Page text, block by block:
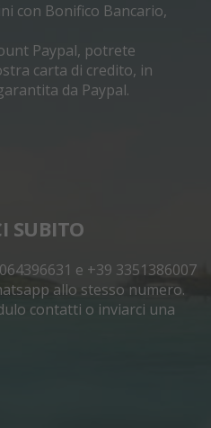
con Bonifico Bancario,
Paypal, potrete
carta di credito, in
da Paypal.
SUBITO
e +39 3351386007
allo stesso numero.
contatti o inviarci una